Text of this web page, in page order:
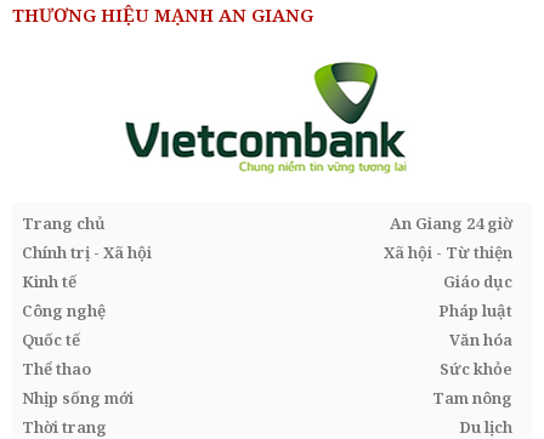
THƯƠNG HIỆU MẠNH AN GIANG
Trang chủ
An Giang 24 giờ
Chính trị - Xã hội
Xã hội - Từ thiện
Kinh tế
Giáo dục
Công nghệ
Pháp luật
Quốc tế
Văn hóa
Thể thao
Sức khỏe
Nhịp sống mới
Tam nông
Thời trang
Du lịch